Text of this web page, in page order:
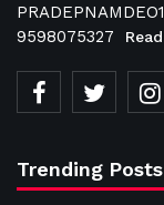
9598075327
Trending Posts